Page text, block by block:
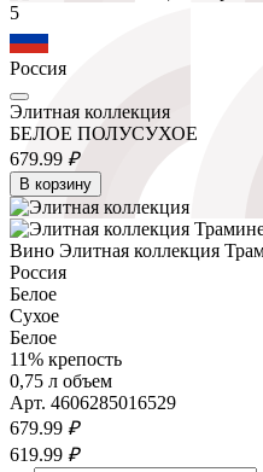
5
Россия
Элитная коллекция
БЕЛОЕ ПОЛУСУХОЕ
679.99 ₽
В корзину
Вино Элитная коллекция
Россия
Белое
Сухое
Белое
11% крепость
0,75 л объем
Арт. 4606285016529
679.99 ₽
619.99 ₽